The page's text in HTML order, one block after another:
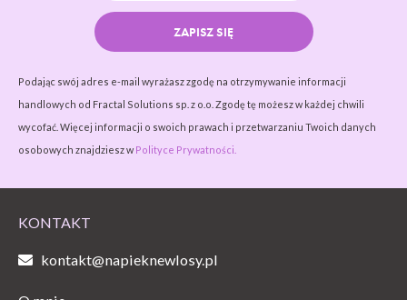
ZAPISZ SIĘ
Podając swój adres e-mail wyrażasz zgodę na otrzymywanie informacji
handlowych od Fractal Solutions sp. z o.o. Zgodę tę możesz w każdej chwili
wycofać. Więcej informacji o swoich prawach i przetwarzaniu Twoich danych
osobowych znajdziesz w Polityce Prywatności.
KONTAKT
kontakt@napieknewlosy.pl